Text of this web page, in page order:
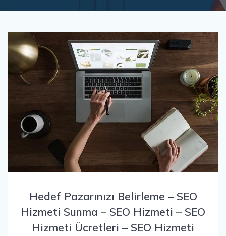
Hedef Pazarınızı Belirleme – SEO
Hizmeti Sunma – SEO Hizmeti – SEO
Hizmeti Ücretleri – SEO Hizmeti